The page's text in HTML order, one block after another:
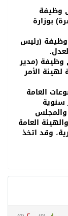
وظيفة
بوزارة
وظيفة (رئيس
وظيفة (مدير
لهيئة الأمر
العامة
سنوية
والمجلس
العامة
وقد اتخذ